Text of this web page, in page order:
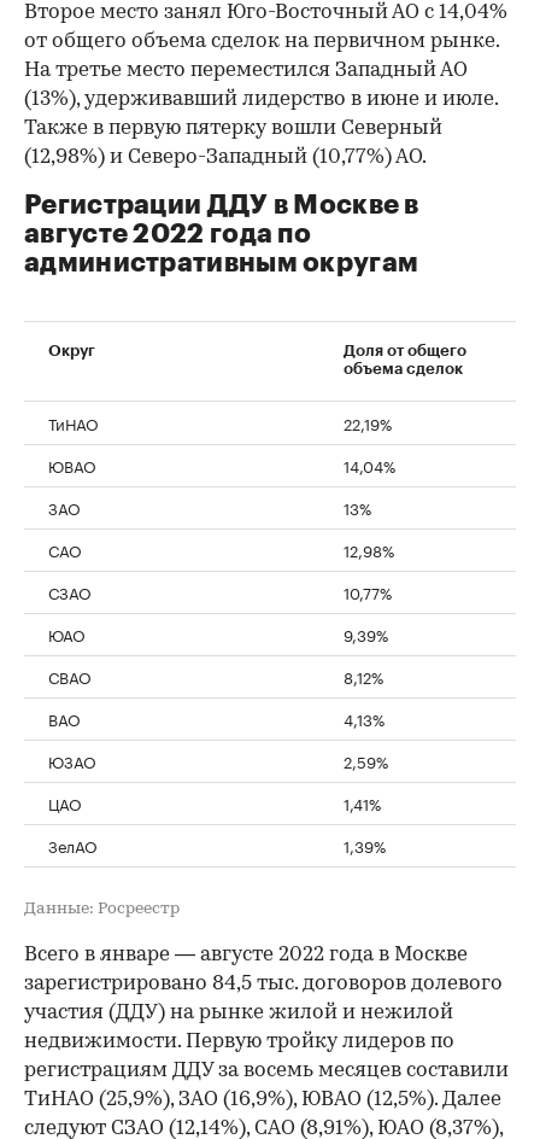
Второе место занял Юго-Восточный АО с 14,04%
от общего объема сделок на первичном рынке.
На третье место переместился Западный АО
(13%), удерживавший лидерство в июне и июле.
Также в первую пятерку вошли Северный
(12,98%) и Северо-Западный (10,77%) АО.
Регистрации ДДУ в Москве в
августе 2022 года по
административным округам
Округ
Доля от общего
объема сделок
ТиНАО
22,19%
ЮВАО
14,04%
ЗАО
13%
САО
12,98%
СЗАО
10,77%
ЮАО
9,39%
СВАО
8,12%
ВАО
4,13%
ЮЗАО
2,59%
ЦАО
1,41%
ЗелАО
1,39%
Данные: Росреестр
Всего в январе — августе 2022 года в Москве
зарегистрировано 84,5 тыс. договоров долевого
участия (ДДУ) на рынке жилой и нежилой
недвижимости. Первую тройку лидеров по
регистрациям ДДУ за восемь месяцев составили
ТиНАО (25,9%), ЗАО (16,9%), ЮВАО (12,5%). Далее
следуют СЗАО (12,14%), САО (8,91%), ЮАО (8,37%),